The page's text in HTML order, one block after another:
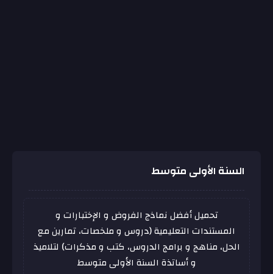
السنة الأولى متوسط
تحميل أفضل نماذج الفروض و الإختبارات و
المستندات التعليمية (دروس و ملخصات، تمارين مع
الحل، مناهج و برامج الدروس، كتب و مذكرات) لتلاميذ
و أساتذة السنة الأولى متوسط